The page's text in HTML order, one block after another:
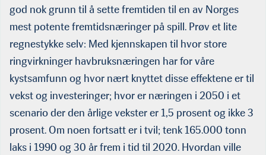
god nok grunn til å sette fremtiden til en av Norges
mest potente fremtidsnæringer på spill. Prøv et lite
regnestykke selv: Med kjennskapen til hvor store
ringvirkninger havbruksnæringen har for våre
kystsamfunn og hvor nært knyttet disse effektene er til
vekst og investeringer; hvor er næringen i 2050 i et
scenario der den årlige vekster er 1,5 prosent og ikke 3
prosent. Om noen fortsatt er i tvil; tenk 165.000 tonn
laks i 1990 og 30 år frem i tid til 2020. Hvordan ville